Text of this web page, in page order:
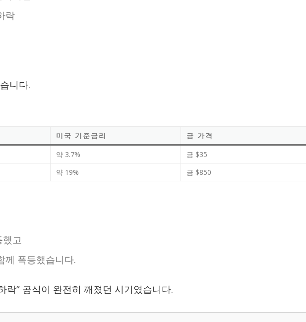
락
니다.
미국 기준금리
금 가격
약 3.7%
금 $35
약 19% 금 $850
했고
께 폭등했습니다.
락” 공식이 완전히 깨졌던 시기였습니다.